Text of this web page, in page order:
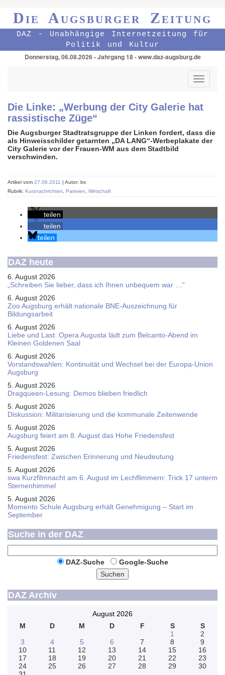
Die Augsburger Zeitung
DAZ - Unabhängige Internetzeitung für
Politik und Kultur
Donnerstag, 06.08.2026 - Jahrgang 18 - www.daz-augsburg.de
Toggle
Die Linke: „Werbung der City Galerie hat
rassistische Züge“
Die Augsburger Stadtratsgruppe der Linken fordert, dass die
als Hinweisschilder getarnten „DA LANG“-Werbeplakate der
City Galerie vor der Frauen-WM aus dem Stadtbild
verschwinden.
Artikel vom 27.06.2011 | Autor: bs
Rubrik: Kurznachrichten Parteien Wirtschaft
teilen
teilen
teilen
DAZ heute
6. August 2026
„Schreiben Sie lieber, dass ich Ihnen unbequem war …“
6. August 2026
Zoo Augsburg erhält nationale BNE-Auszeichnung für
Bildungsarbeit
6. August 2026
Liebe und Last: Opera Augusta lädt zum Belcanto-Abend im
Kleinen Goldenen Saal
6. August 2026
Vorstandswahlen: Kontinuität und Wechsel bei der Europa-Union
Augsburg
5. August 2026
Dragqueen-Lesung: Demos blieben friedlich
5. August 2026
Diskussion: Mi­li­ta­ri­sie­rung und die kommunale Zeitenwende
5. August 2026
Augsburg feiert am 8. August das Hohe Friedensfest
5. August 2026
Friedensfest: Zwischen Erinnerung und Neudeutung
5. August 2026
swa Kurz­film­nacht am 6. August im Lech­flim­mern: Trick 17 unterm
Sternen­himmel
5. August 2026
Momento Schule Augsburg erhält Genehmigung – Start im
September
Suche in der DAZ
DAZ-Suche
Google-Suche
Suchen
DAZ Archiv
August 2026
M
D M D F S
S
1
2
3
4 5 6 7 8
9
10
11 12 13 14 15
16
17
18 19 20 21 22
23
24
25 26 27 28 29
30